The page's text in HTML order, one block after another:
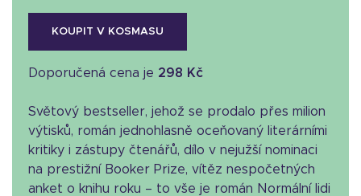
KOUPIT V KOSMASU
Doporučená cena je 298 Kč
Světový bestseller, jehož se prodalo přes milion
výtisků, román jednohlasně oceňovaný literárními
kritiky i zástupy čtenářů, dílo v nejužší nominaci
na prestižní Booker Prize, vítěz nespočetných
anket o knihu roku – to vše je román Normální lidi